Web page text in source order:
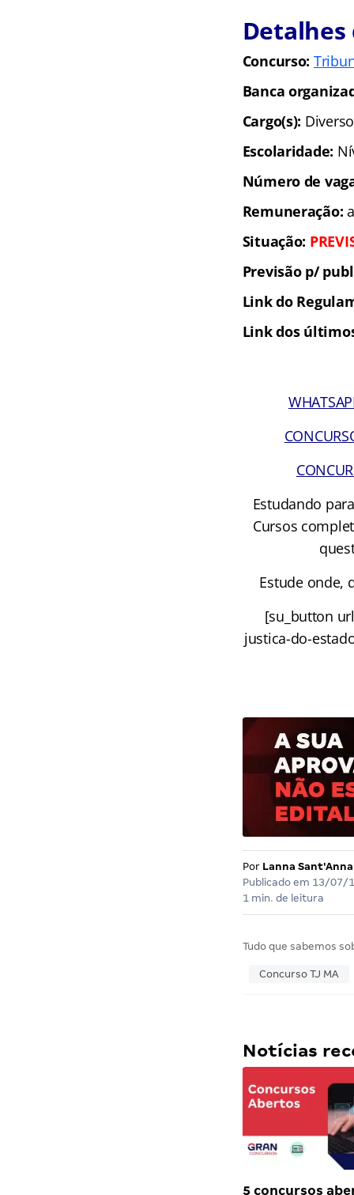
Detalhes
Concurso:
Banca
Cargo(s):
Escolaridade:
Número de
Remuneração:
Situação:
Previsão p/
Link do
Link dos
Estudando
Cursos
Estude onde,
[su_button
justica-do-
Por Lanna Sant'Anna
Publicado em 13/07/
1 min. de leitura
Tudo que sabemos
Concurso TJ MA
Notícias
5 concursos